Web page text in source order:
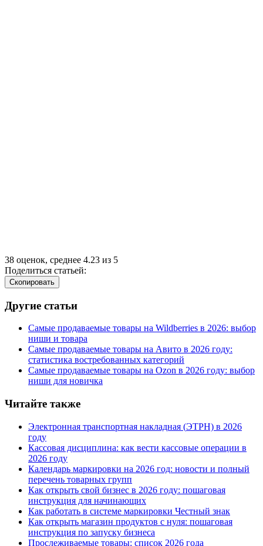
38 оценок, среднее 4.23 из 5
Поделиться статьей:
Cкопировать
Другие статьи
Самые продаваемые товары на Wildberries в 2026: выбор
ниши и товара
Самые продаваемые товары на Авито в 2026 году:
статистика востребованных категорий
Самые продаваемые товары на Ozon в 2026 году: выбор
ниши для новичка
Читайте также
Электронная транспортная накладная (ЭТРН) в 2026
году
Кассовая дисциплина: как вести кассовые операции в
2026 году
Календарь маркировки на 2026 год: новости и полный
перечень товарных групп
Как открыть свой бизнес в 2026 году: пошаговая
инструкция для начинающих
Как работать в системе маркировки Честный знак
Как открыть магазин продуктов с нуля: пошаговая
инструкция по запуску бизнеса
Прослеживаемые товары: список 2026 года